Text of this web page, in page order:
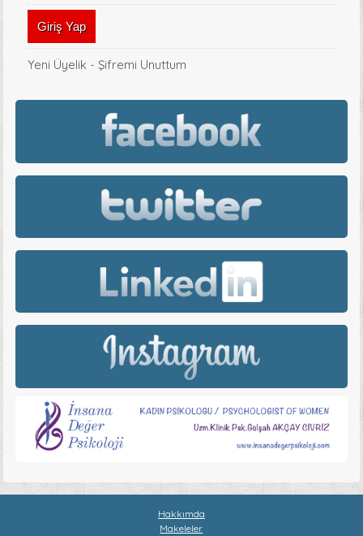
Yeni Üyelik -Şifremi Unuttum
Hakkımda
Makeleler